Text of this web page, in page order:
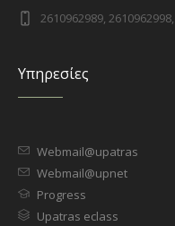
2610962989,
Υπηρεσίες
Webmail@upatras
Webmail@upnet
Progress
Upatras eclass